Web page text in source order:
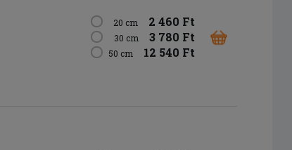
20 cm 2 460 Ft
30 cm 3 780 Ft
50 cm 12 540 Ft